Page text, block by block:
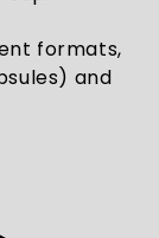
formats,
and